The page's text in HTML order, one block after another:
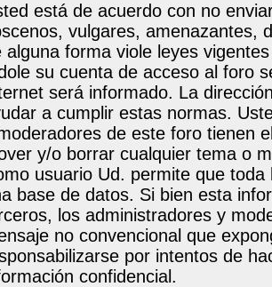
está de acuerdo con no
vulgares, amenazantes,
alguna forma viole leyes
su cuenta de acceso al foro
será informado. La
a cumplir estas normas.
de este foro tienen
y/o borrar cualquier tema o
usuario Ud. permite que
base de datos. Si bien esta
los administradores y
no convencional que
por intentos de
confidencial.